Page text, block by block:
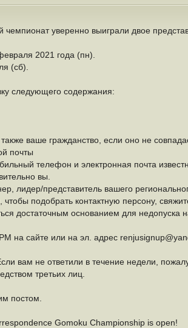
уверенно выиграли двое
2021 года (пн).
(сб).
следующего содержания:
ваше гражданство, если оно не
почты
телефон и электронная почта
вы.
лидер/представитель вашего
чтобы подобрать контактную персону,
достаточным основанием для недопуска
на сайте или на эл. адрес
вам не ответили в течение недели,
третьих лиц.
постом.
Gomoku Championship is open!